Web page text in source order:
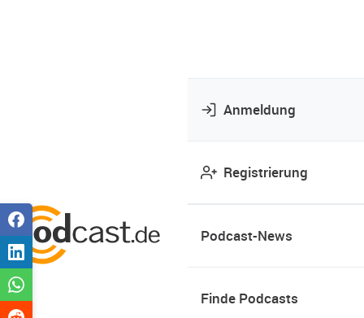
Anmeldung
Registrierung
Podcast-News
Finde Podcasts